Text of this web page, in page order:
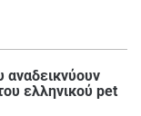
ελληνικού pet